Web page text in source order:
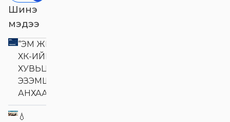
Шинэ
мэдээ
“ЭМ ЖИ ЭЛ АКУА”
ХК-ИЙН
ХУВЬЦАА
ЭЗЭМШИГЧДИЙН
АНХААРАЛД
💧